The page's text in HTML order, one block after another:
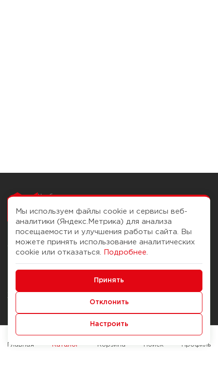
Чтобы вам легко
О компании
История Компании
Журнал
Наши марки
Брендирование
Помощь
Доставка и оплата
Способы оплаты
Служба контроля качества
Мы используем файлы cookie и сервисы веб-
аналитики (Яндекс.Метрика) для анализа
посещаемости и улучшения работы сайта. Вы
можете принять использование аналитических
cookie или отказаться.
Подробнее
Принять
Отклонить
Настроить
Главная Каталог Корзина Поиск Профиль